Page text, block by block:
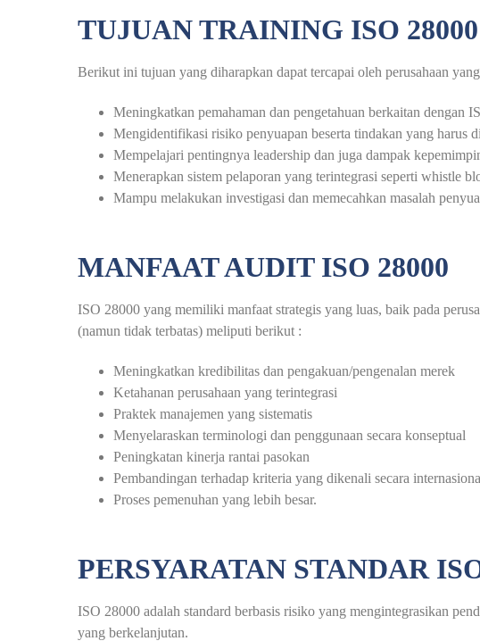
TUJUAN TRAINING ISO
Berikut ini tujuan yang diharapkan dapat tercapai oleh perusahaan
Meningkatkan pemahaman dan pengetahuan berkaitan dengan
Mengidentifikasi risiko penyuapan beserta tindakan yang harus
Mempelajari pentingnya leadership dan juga dampak
Menerapkan sistem pelaporan yang terintegrasi seperti whistle
Mampu melakukan investigasi dan memecahkan masalah
MANFAAT AUDIT ISO 28000
ISO 28000 yang memiliki manfaat strategis yang luas, baik pada
(namun tidak terbatas) meliputi berikut :
Meningkatkan kredibilitas dan pengakuan/pengenalan merek
Ketahanan perusahaan yang terintegrasi
Praktek manajemen yang sistematis
Menyelaraskan terminologi dan penggunaan secara konseptual
Peningkatan kinerja rantai pasokan
Pembandingan terhadap kriteria yang dikenali secara
Proses pemenuhan yang lebih besar.
PERSYARATAN STANDAR
ISO 28000 adalah standard berbasis risiko yang mengintegrasikan
yang berkelanjutan.